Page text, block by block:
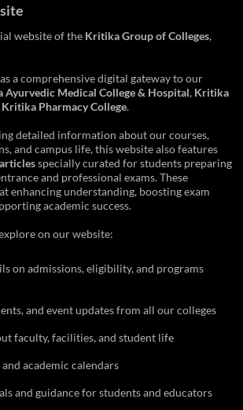
website of the Kritika Group of Colleges,
a comprehensive digital gateway to our
Ayurvedic Medical College & Hospital, Kritika
Kritika Pharmacy College.
detailed information about our courses,
and campus life, this website also features
specially curated for students preparing
and professional exams. These
enhancing understanding, boosting exam
academic success.
on our website:
on admissions, eligibility, and programs
and event updates from all our colleges
faculty, facilities, and student life
academic calendars
and guidance for students and educators